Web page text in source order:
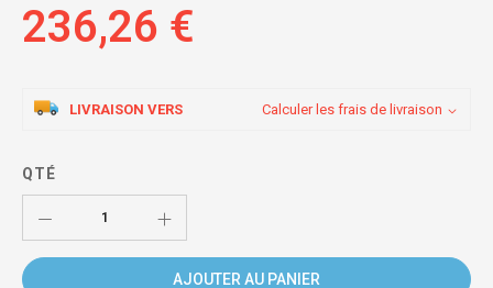
236,26 €
LIVRAISON VERS Calculer les frais de livraison
QTÉ
AJOUTER AU PANIER